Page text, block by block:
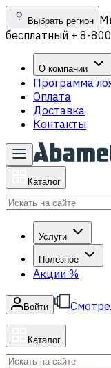
Выбрать регион
бесплатный + 8-
О компании
Программа
Оплата
Доставка
Контакты
Каталог
Услуги
Полезное
Акции %
Войти
Каталог